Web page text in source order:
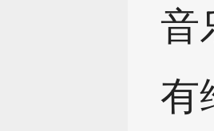
音
有